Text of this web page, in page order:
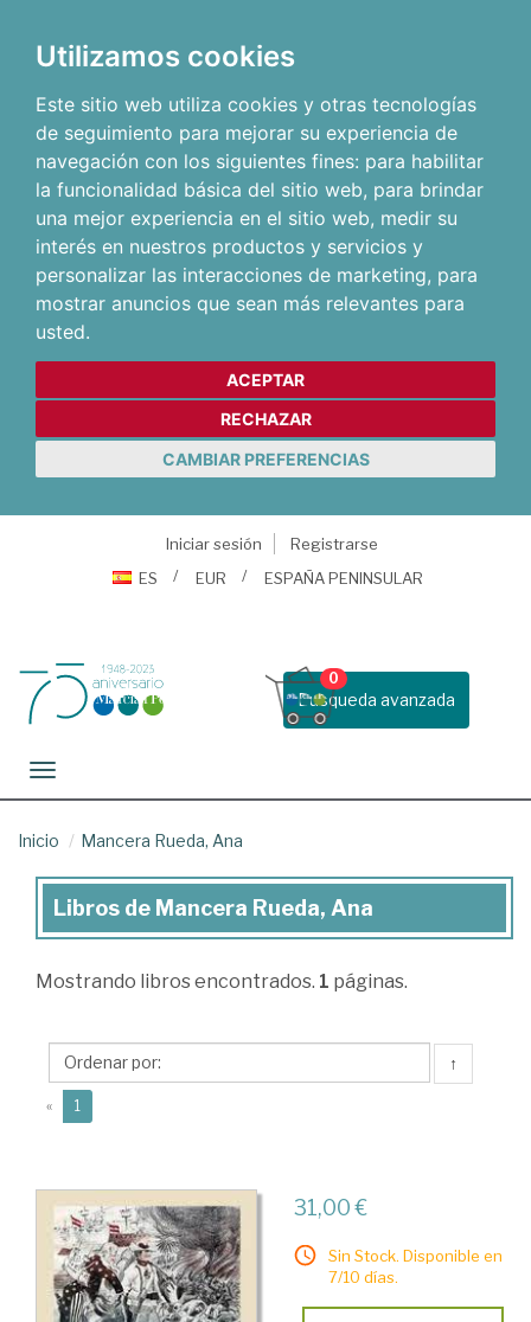
Utilizamos cookies
Este sitio web utiliza cookies y otras tecnologías
de seguimiento para mejorar su experiencia de
navegación con los siguientes fines: para habilitar
la funcionalidad básica del sitio web, para brindar
una mejor experiencia en el sitio web, medir su
interés en nuestros productos y servicios y
personalizar las interacciones de marketing, para
mostrar anuncios que sean más relevantes para
usted.
ACEPTAR
RECHAZAR
CAMBIAR PREFERENCIAS
Iniciar sesión
Registrarse
ES
EUR ESPAÑA PENINSULAR
Busqueda avanzada
0
Toggle navigation
Inicio Mancera Rueda, Ana
Libros
Mancera
Ana
Libros de Mancera Rueda, Ana
Mostrando libros encontrados. 1 páginas.
↑
« 1
31,00 €
Sin Stock. Disponible en
7/10 días.